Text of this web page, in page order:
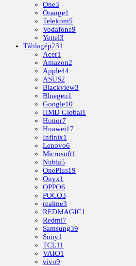
One3
Orange1
Telekom5
Vodafone9
Yettel3
Táblagép231
Acer1
Amazon2
Apple44
ASUS2
Blackview3
Bluegen1
Google10
HMD Global1
Honor7
Huawei17
Infinix1
Lenovo6
Microsoft1
Nubia5
OnePlus19
Onyx1
OPPO6
POCO3
realme3
REDMAGIC1
Redmi7
Samsung39
Sony1
TCL11
VAIO1
vivo9